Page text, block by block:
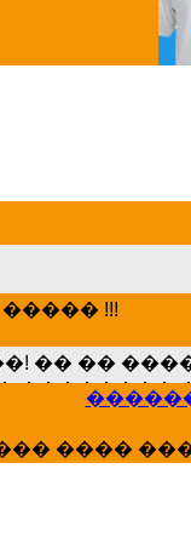
��������
����